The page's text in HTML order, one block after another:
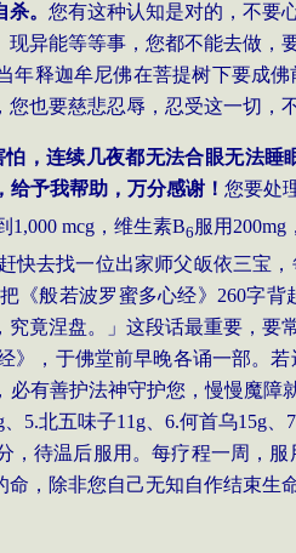
。 您有这种认知是对的，不要
异能等等事，您都不能去做
年释迦牟尼佛在菩提树下要成
也要慈悲忍辱，忍受这一切，
，连续几夜都无法合眼无法
给予我帮助，万分感谢！您要处
1 ,000 mcg ，维生素B6 服用 200mg
赶快去找一位出家师父皈依三宝
把《般若波罗蜜多心经》 260字背
竟涅盘。」这段话最重要，
》，于佛堂前早晚各诵一部。
有善护法神守护您，慢慢魔障
5.北五味子11g 6.何首乌15g
，待温后服用。每疗程一周，
，除非您自己无知自作结束